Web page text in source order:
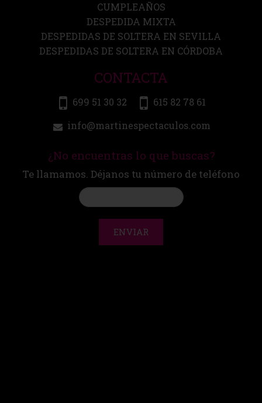
CUMPLEAÑOS
DESPEDIDA MIXTA
DESPEDIDAS DE SOLTERA EN SEVILLA
DESPEDIDAS DE SOLTERA EN CÓRDOBA
CONTACTA
699 51 30 32
615 82 78 61
info@martinespectaculos.com
¿No encuentras lo que buscas?
Te llamamos. Déjanos tu número de teléfono
ENVIAR